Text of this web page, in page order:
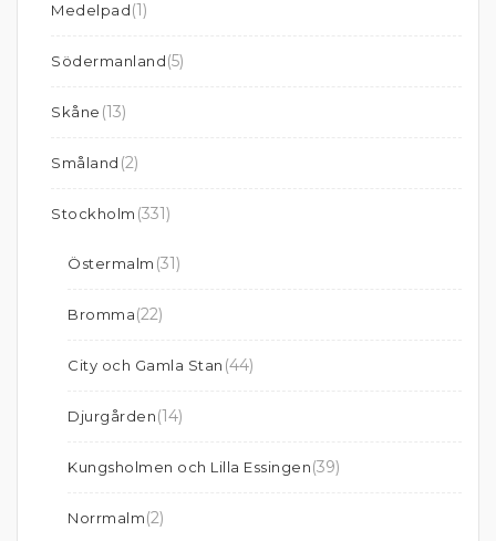
Medelpad(1)
Södermanland(5)
Skåne (13)
Småland (2)
Stockholm (331)
Östermalm (31)
Bromma(22)
City och Gamla Stan (44)
Djurgården(14)
Kungsholmen och Lilla Essingen(39)
Norrmalm(2)